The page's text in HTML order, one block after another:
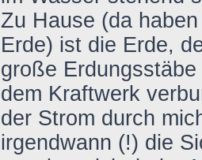
Zu Hause (da
Erde) ist die Erde,
große
dem Kraftwerk
der Strom durch
irgendwann (!) die